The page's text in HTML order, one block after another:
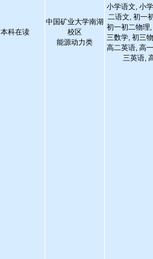
本科在读
中国矿业大学南湖
校区
能源动力类
小学语文, 小
二语文, 初一
初一初二物理
三数学, 初三
高二英语, 高
三英语,